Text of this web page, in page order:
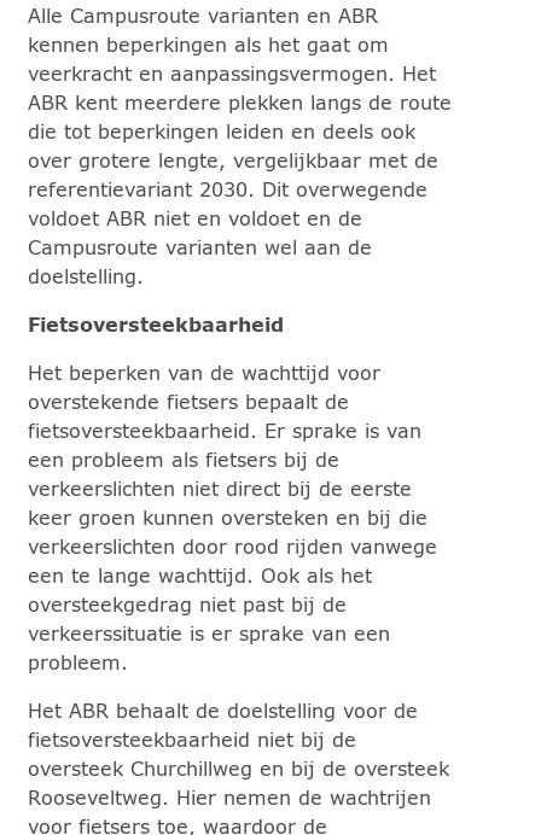
Alle Campusroute varianten en ABR
kennen beperkingen als het gaat om
veerkracht en aanpassingsvermogen. Het
ABR kent meerdere plekken langs de route
die tot beperkingen leiden en deels ook
over grotere lengte, vergelijkbaar met de
referentievariant 2030. Dit overwegende
voldoet ABR niet en voldoet en de
Campusroute varianten wel aan de
doelstelling.
Fietsoversteekbaarheid
Het beperken van de wachttijd voor
overstekende fietsers bepaalt de
fietsoversteekbaarheid. Er sprake is van
een probleem als fietsers bij de
verkeerslichten niet direct bij de eerste
keer groen kunnen oversteken en bij die
verkeerslichten door rood rijden vanwege
een te lange wachttijd. Ook als het
oversteekgedrag niet past bij de
verkeerssituatie is er sprake van een
probleem.
Het ABR behaalt de doelstelling voor de
fietsoversteekbaarheid niet bij de
oversteek Churchillweg en bij de oversteek
Rooseveltweg. Hier nemen de wachtrijen
voor fietsers toe, waardoor de